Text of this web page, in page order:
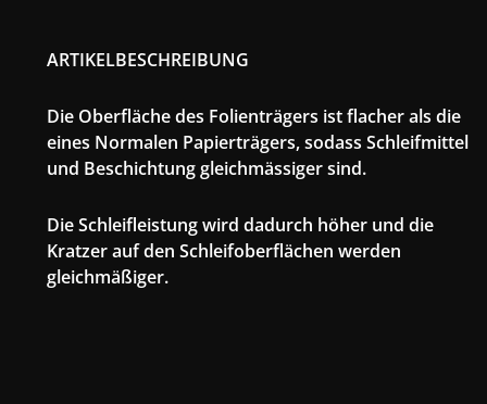
ARTIKELBESCHREIBUNG
Die Oberfläche des Folienträgers ist flacher als die
eines Normalen Papierträgers, sodass Schleifmittel
und Beschichtung gleichmässiger sind.
Die Schleifleistung wird dadurch höher und die
Kratzer auf den Schleifoberflächen werden
gleichmäßiger.